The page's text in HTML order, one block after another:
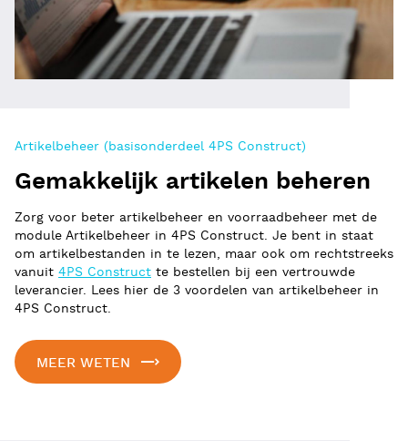
Artikelbeheer (basisonderdeel 4PS Construct)
Gemakkelijk artikelen beheren
Zorg voor beter artikelbeheer en voorraadbeheer met de
module Artikelbeheer in 4PS Construct. Je bent in staat
om artikelbestanden in te lezen, maar ook om rechtstreeks
vanuit 4PS Construct te bestellen bij een vertrouwde
leverancier. Lees hier de 3 voordelen van artikelbeheer in
4PS Construct.
MEER WETEN